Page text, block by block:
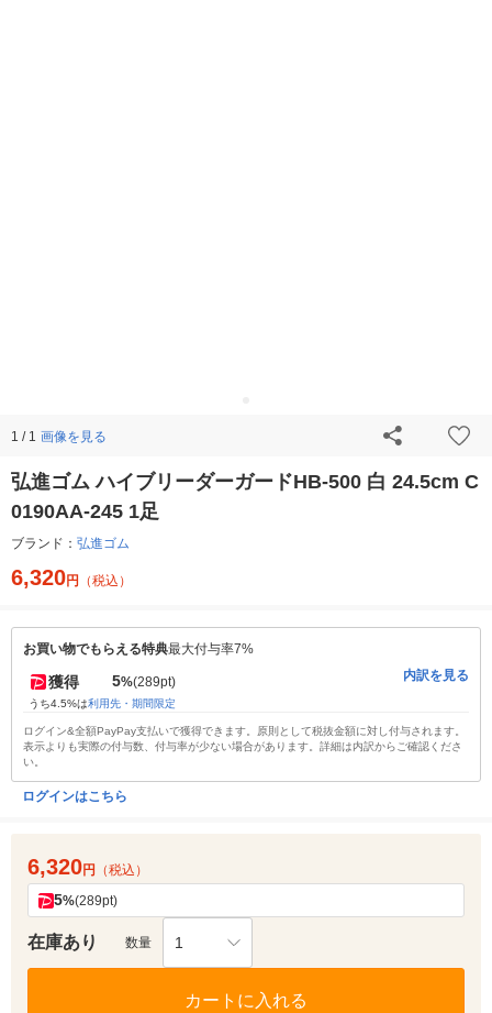
1 / 1 画像を見る
弘進ゴム ハイブリーダーガードHB-500 白 24.5cm C
0190AA-245 1足
ブランド： 弘進ゴム
6,320円 （税込）
お買い物でもらえる特典最大付与率7%
獲得 5%(289pt)
うち4.5%は利用先・期間限定
内訳を見る
ログイン&全額PayPay支払いで獲得できます。原則として税抜金額に対し付与されます。
表示よりも実際の付与数、付与率が少ない場合があります。詳細は内訳からご確認くださ
い。
ログインはこちら
6,320円 （税込）
5%(289pt)
在庫あり 数量 1
カートに入れる